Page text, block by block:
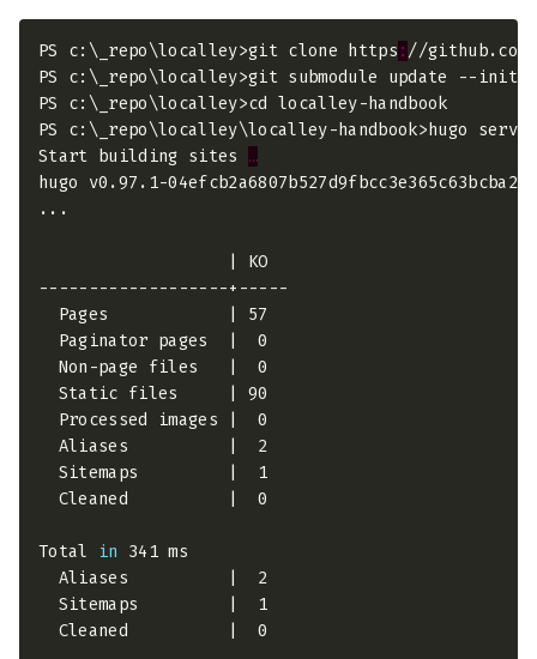
PS c:\_repo\localley>git clone https :
Start building sites …
hugo v0.97.1-
Total in